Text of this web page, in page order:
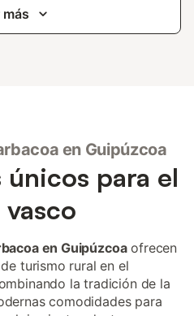
más
en Guipúzcoa
para el
en Guipúzcoaofrecen
turismo rural en el
la tradición de la
comodidades para